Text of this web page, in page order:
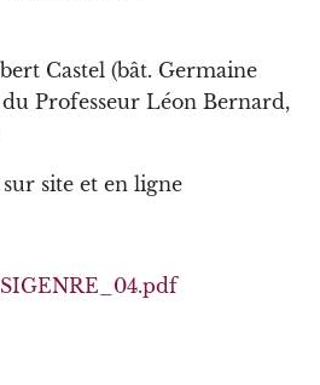
Castel (bât. Germaine
Professeur Léon Bernard,
site et en ligne